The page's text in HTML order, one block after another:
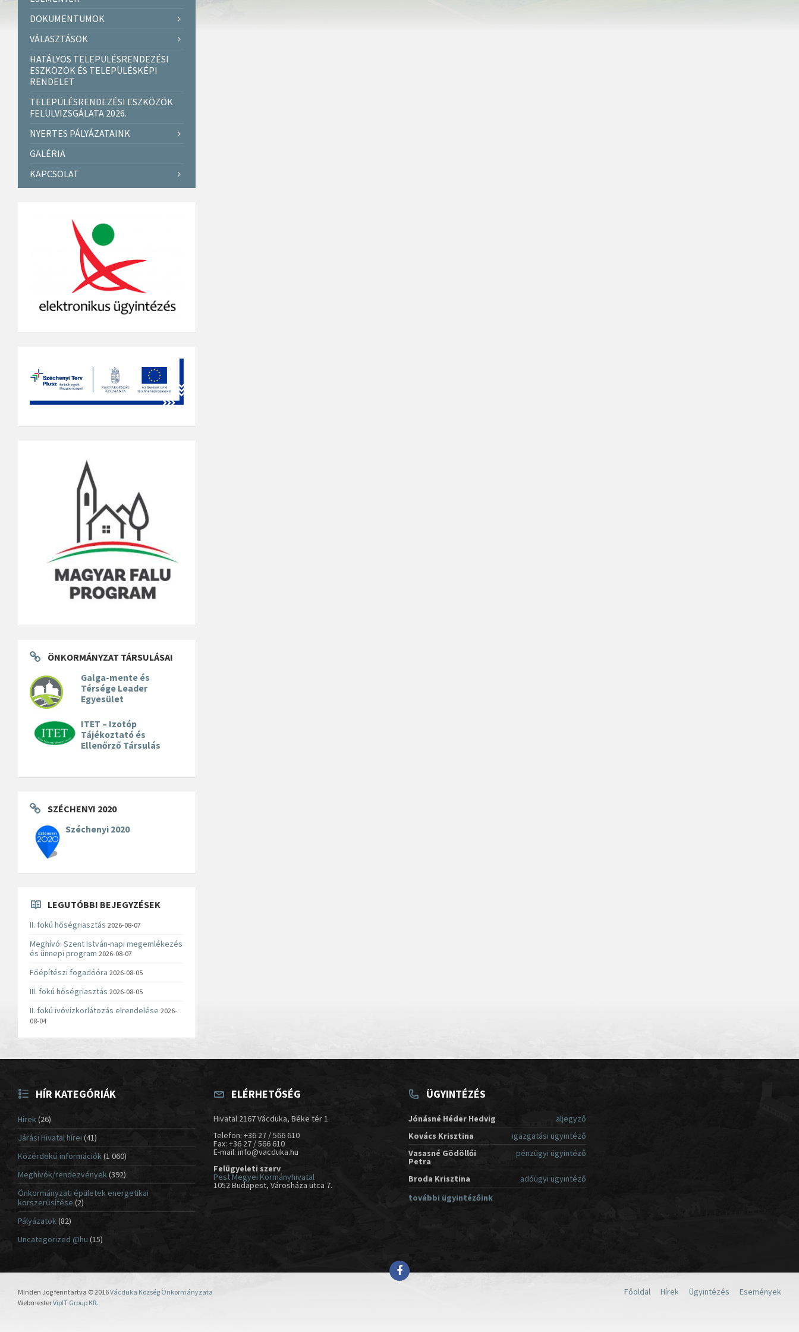
DOKUMENTUMOK
VÁLASZTÁSOK
HATÁLYOS TELEPÜLÉSRENDEZÉSI
ESZKÖZÖK ÉS TELEPÜLÉSKÉPI
RENDELET
TELEPÜLÉSRENDEZÉSI ESZKÖZÖK
FELÜLVIZSGÁLATA 2026.
NYERTES PÁLYÁZATAINK
GALÉRIA
KAPCSOLAT
ÖNKORMÁNYZAT TÁRSULÁSAI
Galga-mente és
Térsége Leader
Egyesület
ITET – Izotóp
Tájékoztató és
Ellenőrző Társulás
SZÉCHENYI 2020
Széchenyi 2020
LEGUTÓBBI BEJEGYZÉSEK
II. fokú hőségriasztás 2026-08-07
Meghívó: Szent István-napi megemlékezés
és ünnepi program 2026-08-07
Főépítészi fogadóóra 2026-08-05
III. fokú hőségriasztás 2026-08-05
II. fokú ivóvízkorlátozás elrendelése 2026-
08-04
HÍR KATEGÓRIÁK
Hírek (26)
Járási Hivatal hírei (41)
Közérdekű információk(1 060)
Meghívók/rendezvények(392)
Önkormányzati épületek energetikai
korszerűsítése (2)
Pályázatok(82)
Uncategorized @hu (15)
ELÉRHETŐSÉG
Hivatal 2167 Vácduka, Béke tér 1.
Telefon: +36 27 / 566 610
Fax: +36 27 / 566 610
E-mail: info@vacduka.hu
Felügyeleti szerv
Pest Megyei Kormányhivatal
1052 Budapest, Városháza utca 7.
ÜGYINTÉZÉS
Jónásné Héder Hedvig
aljegyző
Kovács Krisztina
igazgatási ügyintéző
Vasasné Gödöllői
Petra
pénzügyi ügyintéző
Broda Krisztina
adóügyi ügyintéző
további ügyintézőink
Főoldal Hírek Ügyintézés Események
Minden Jog fenntartva © 2016Vácduka Község Önkormányzata
WebmesterVipIT Group Kft.